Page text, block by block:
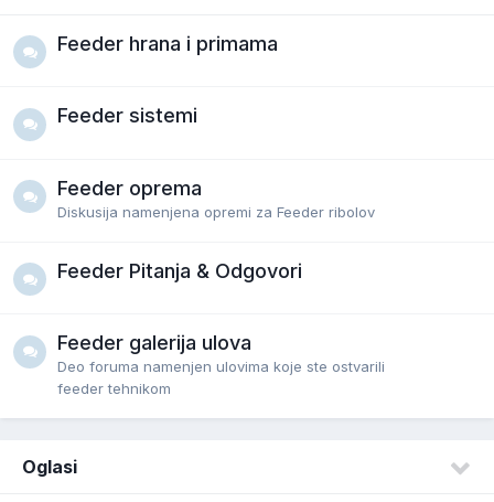
Feeder hrana i primama
Feeder sistemi
Feeder oprema
Diskusija namenjena opremi za Feeder ribolov
Feeder Pitanja & Odgovori
Feeder galerija ulova
Deo foruma namenjen ulovima koje ste ostvarili
feeder tehnikom
Oglasi